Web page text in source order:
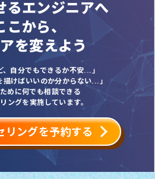
るエンジニアへ
こから、
を変えよう
、自分でもできるか不安...」
描けばいいのか分からない...」
めに何でも相談できる
ングを実施しています。
リングを予約する